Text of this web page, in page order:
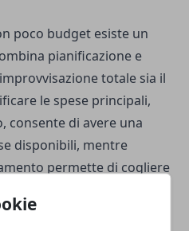
poco budget esiste un
pianificazione e
totale sia il
le spese principali,
consente di avere una
disponibili, mentre
permette di cogliere
l’equilibrio